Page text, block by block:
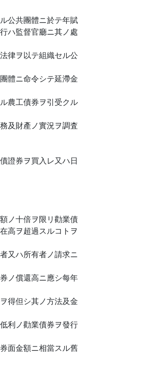
公共團體ニ於テ年賦
ハ監督官廳ニ其ノ處
律ヲ以テ組織セル公
體ニ命令シテ延滯金
農工債券ヲ引受クル
及財產ノ實況ヲ調査
證券ヲ買入レ又ハ日
ノ十倍ヲ限リ勸業債
高ヲ超過スルコトヲ
又ハ所有者ノ請求ニ
ノ償還高ニ應シ每年
得但シ其ノ方法及金
利ノ勸業債券ヲ發行
面金額ニ相當スル舊